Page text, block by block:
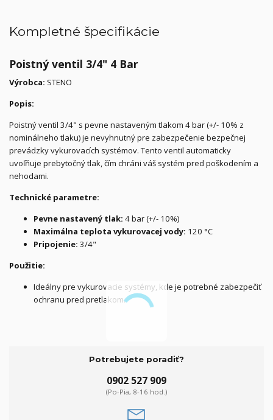
Kompletné špecifikácie
Poistný ventil 3/4" 4 Bar
Výrobca: STENO
Popis:
Poistný ventil 3/4" s pevne nastaveným tlakom 4 bar (+/- 10% z
nominálneho tlaku) je nevyhnutný pre zabezpečenie bezpečnej
prevádzky vykurovacích systémov. Tento ventil automaticky
uvoľňuje prebytočný tlak, čím chráni váš systém pred poškodením a
nehodami.
Technické parametre:
Pevne nastavený tlak: 4 bar (+/- 10%)
Maximálna teplota vykurovacej vody: 120 °C
Pripojenie: 3/4"
Použitie:
Ideálny pre vykurovacie systémy, kde je potrebné zabezpečiť
ochranu pred pretlakom.
Potrebujete poradiť?
0902 527 909
(Po-Pia, 8-16 hod.)